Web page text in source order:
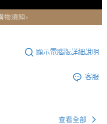
顯示電腦版詳細說明
客服
查看全部